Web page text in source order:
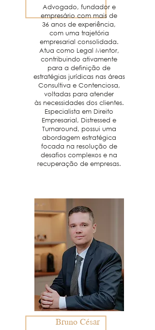
Advogado, fundador e
empresário com mais de
36 anos de experiência,
com uma trajetória
empresarial consolidada.
Atua como Legal Mentor,
contribuindo ativamente
para a definição de
estratégias jurídicas nas áreas
Consultiva e Contenciosa,
voltadas para atender
às necessidades dos clientes.
Especialista em Direito
Empresarial, Distressed e
Turnaround, possui uma
abordagem estratégica
focada na resolução de
desafios complexos e na
recuperação de empresas.
Bruno César